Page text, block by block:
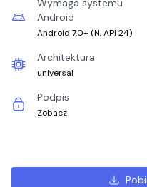
Wymaga systemu
Android
Android 7.0+(N, API 24)
Architektura
universal
Podpis
Zobacz